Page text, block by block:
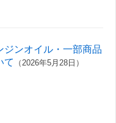
ジンオイル・一部商品
て
（2026年5月28日）